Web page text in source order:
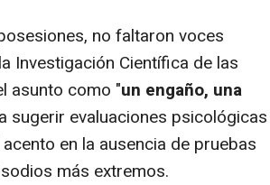
no faltaron voces
Investigación Científica de las
asunto como "un engaño, una
sugerir evaluaciones psicológicas
en la ausencia de pruebas
más extremos.